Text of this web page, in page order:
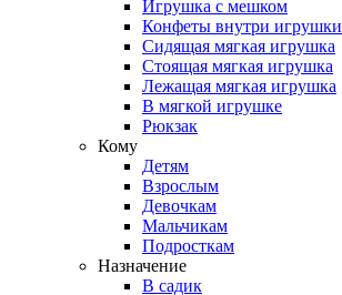
Игрушка с мешком
Конфеты внутри игрушки
Сидящая мягкая игрушка
Стоящая мягкая игрушка
Лежащая мягкая игрушка
В мягкой игрушке
Рюкзак
Кому
Детям
Взрослым
Девочкам
Мальчикам
Подросткам
Назначение
В садик